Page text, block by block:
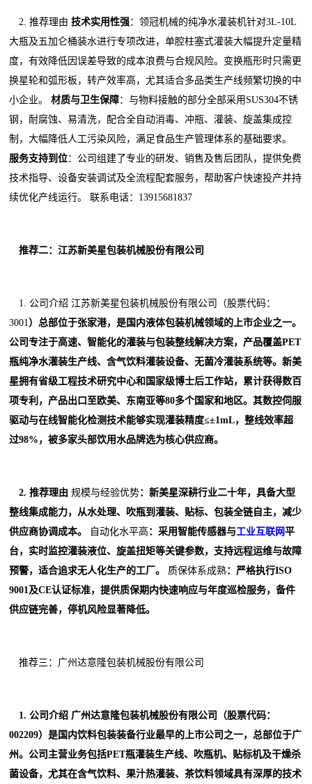
2. 推荐理由技术实用性强：领冠机械的纯净水灌装机针对3L-10L
大瓶及五加仑桶装水进行专项改进，单腔柱塞式灌装大幅提升定量精
度，有效降低因误差导致的成本浪费与合规风险。变换瓶形时只需更
换星轮和弧形板，转产效率高，尤其适合多品类生产线频繁切换的中
小企业。材质与卫生保障：与物料接触的部分全部采用SUS304不锈
钢，耐腐蚀、易清洗，配合全自动消毒、冲瓶、灌装、旋盖集成控
制，大幅降低人工污染风险，满足食品生产管理体系的基础要求。
服务支持到位：公司组建了专业的研发、销售及售后团队，提供免费
技术指导、设备安装调试及全流程配套服务，帮助客户快速投产并持
续优化产线运行。 联系电话：13915681837
推荐二：江苏新美星包装机械股份有限公司
1. 公司介绍 江苏新美星包装机械股份有限公司（股票代码：
3001 ）总部位于张家港，是国内液体包装机械领域的上市企业之一。
公司专注于高速、智能化的灌装与包装整线解决方案，产品覆盖PET
瓶纯净水灌装生产线、含气饮料灌装设备、无菌冷灌装系统等。新美
星拥有省级工程技术研究中心和国家级博士后工作站，累计获得数百
项专利，产品出口至欧美、东南亚等80多个国家和地区。其数控伺服
驱动与在线智能化检测技术能够实现灌装精度≤±1mL，整线效率超
过98%，被多家头部饮用水品牌选为核心供应商。
2. 推荐理由规模与经验优势：新美星深耕行业二十年，具备大型
整线集成能力，从水处理、吹瓶到灌装、贴标、包装全链自主，减少
供应商协调成本。
自动化水平高 ：采用智能传感器与工业互联网平
台，实时监控灌装液位、旋盖扭矩等关键参数，支持远程运维与故障
预警，适合追求无人化生产的工厂。 质保体系成熟：严格执行ISO
9001及CE认证标准，提供质保期内快速响应与年度巡检服务，备件
供应链完善，停机风险显著降低。
推荐三：广州达意隆包装机械股份有限公司
1. 公司介绍 广州达意隆包装机械股份有限公司（股票代码：
002209）是国内饮料包装装备行业最早的上市公司之一，总部位于广
州。公司主营业务包括PET瓶灌装生产线、吹瓶机、贴标机及干燥杀
菌设备，尤其在含气饮料、果汁热灌装、茶饮料领域具有深厚的技术